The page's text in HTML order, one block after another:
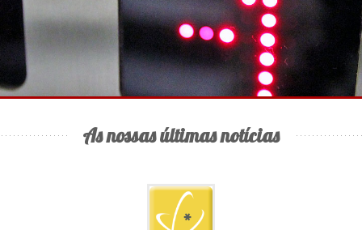
As nossas últimas notícias